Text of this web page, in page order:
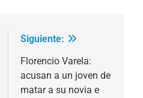
Siguiente:
Florencio Varela:
acusan a un joven de
matar a su novia e